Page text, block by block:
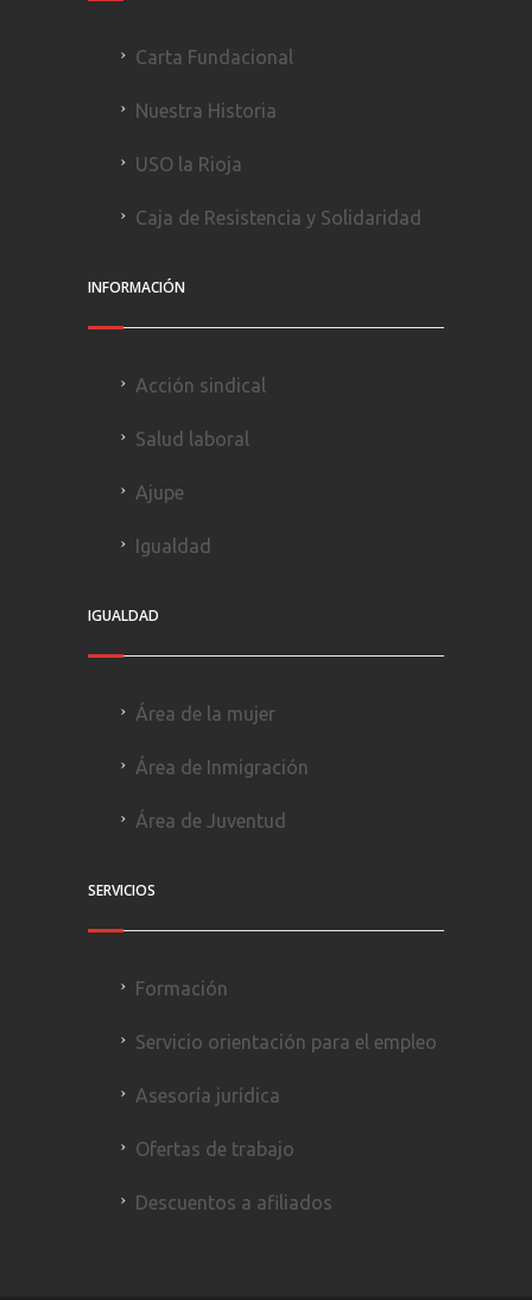
Carta Fundacional
Nuestra Historia
USO la Rioja
Caja de Resistencia y Solidaridad
INFORMACIÓN
Acción sindical
Salud laboral
Ajupe
Igualdad
IGUALDAD
Área de la mujer
Área de Inmigración
Área de Juventud
SERVICIOS
Formación
Servicio orientación para el empleo
Asesoría jurídica
Ofertas de trabajo
Descuentos a afiliados